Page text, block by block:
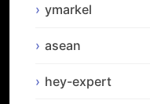
ymarkel
asean
hey-expert